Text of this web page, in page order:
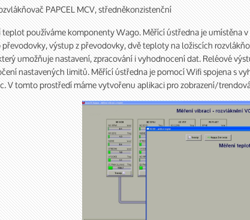
PAPCEL MCV, středněkonzistenční
používáme komponenty Wago. Měřící ústředna je umístěna
výstup z převodovky, dvě teploty na ložiscích
umožňuje nastavení, zpracování i vyhodnocení dat. Reléové
nastavených limitů. Měřící ústředna je pomocí Wifi spojena s
V tomto prostředí máme vytvořenu aplikaci pro zobrazení/